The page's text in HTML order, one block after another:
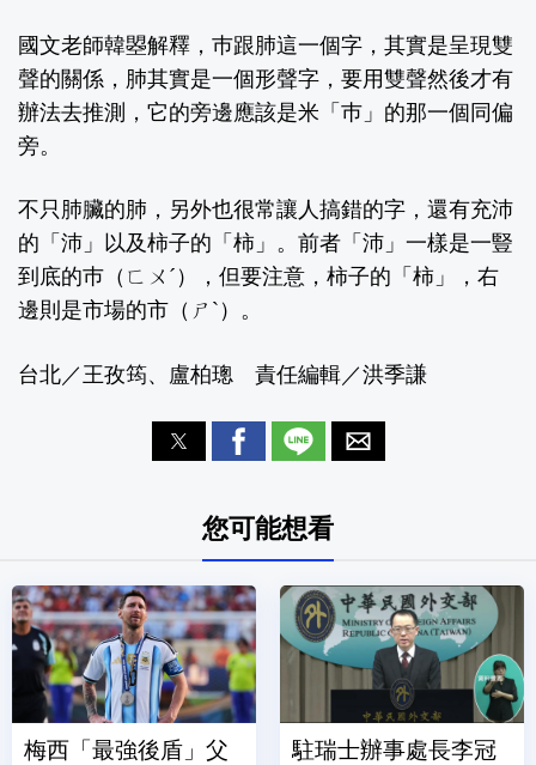
國文老師韓曌解釋，巿跟肺這一個字，其實是呈現雙
聲的關係，肺其實是一個形聲字，要用雙聲然後才有
辦法去推測，它的旁邊應該是米「巿」的那一個同偏
旁。
不只肺臟的肺，另外也很常讓人搞錯的字，還有充沛
的「沛」以及柿子的「柿」。前者「沛」一樣是一豎
到底的巿（ㄈㄨˊ），但要注意，柿子的「柿」，右
邊則是市場的市（ㄕˋ）。
台北／王孜筠、盧柏璁 責任編輯／洪季謙
您可能想看
梅西「最強後盾」父
駐瑞士辦事處長李冠